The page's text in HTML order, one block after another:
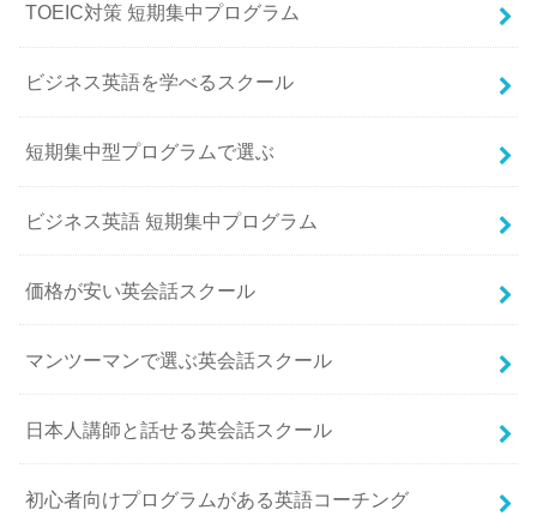
TOEIC対策 短期集中プログラム
ビジネス英語を学べるスクール
短期集中型プログラムで選ぶ
ビジネス英語 短期集中プログラム
価格が安い英会話スクール
マンツーマンで選ぶ英会話スクール
日本人講師と話せる英会話スクール
初心者向けプログラムがある英語コーチング